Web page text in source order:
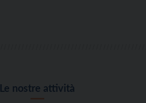
Le nostre attività